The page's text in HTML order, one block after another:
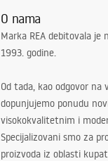
O nama
Marka REA debitovala
1993. godine.
Od tada, kao odgovor na
dopunjujemo ponudu
visokokvalitetnim i
Specijalizovani smo za
proizvoda iz oblasti